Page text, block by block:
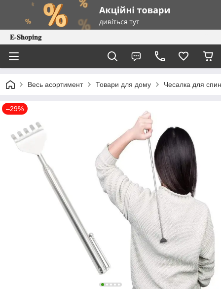
𝐄-𝐒𝐡𝐨𝐩𝐢𝐧𝐠
Весь асортимент Товари для дому Чесалка для
–29%